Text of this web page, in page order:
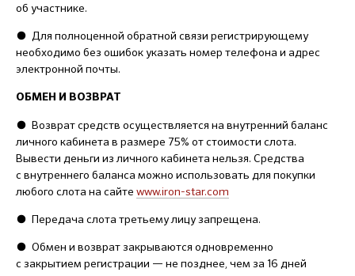
об участнике.
● Для полноценной обратной связи регистрирующему
необходимо без ошибок указать номер телефона и адрес
электронной почты.
ОБМЕН И ВОЗВРАТ
● Возврат средств осуществляется на внутренний баланс
личного кабинета в размере 75% от стоимости слота.
Вывести деньги из личного кабинета нельзя. Средства
с внутреннего баланса можно использовать для покупки
любого слота на сайте www.iron-star.com
● Передача слота третьему лицу запрещена.
● Обмен и возврат закрываются одновременно
с закрытием регистрации — не позднее, чем за 16 дней